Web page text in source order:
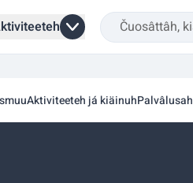
Aktiviteeteh já kiäinuhPalvâlusah